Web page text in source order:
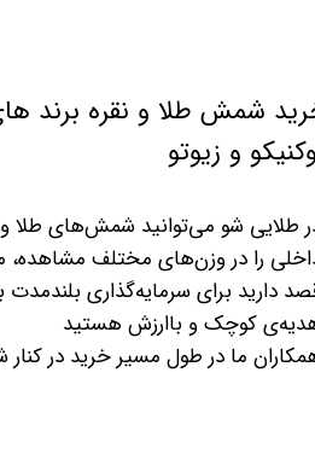
شمش طلا و نقره برند
و زیوتو
طلایی شو می‌توانید شمش‌های طلا و
را در وزن‌های مختلف مشاهده،
دارید برای سرمایه‌گذاری بلندمدت
کوچک و باارزش هستید
ما در طول مسیر خرید در